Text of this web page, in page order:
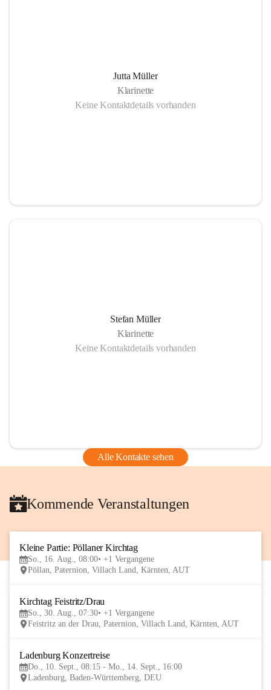
Jutta Müller
Klarinette
Keine Kontaktdetails vorhanden
Stefan Müller
Klarinette
Keine Kontaktdetails vorhanden
Alle Kontakte sehen
Kommende Veranstaltungen
Kleine Partie: Pöllaner Kirchtag
So., 16. Aug., 08:00 +1 Vergangene
Pöllan, Paternion, Villach Land, Kärnten, AUT
Kirchtag Feistritz/Drau
So., 30. Aug., 07:30 +1 Vergangene
Feistritz an der Drau, Paternion, Villach Land, Kärnten, AUT
Ladenburg Konzertreise
Do., 10. Sept., 08:15 - Mo., 14. Sept., 16:00
Ladenburg, Baden-Württemberg, DEU